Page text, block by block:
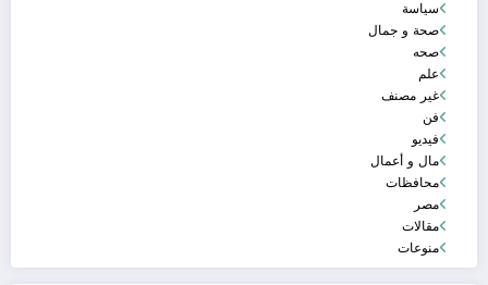
سياسة
صحة و جمال
صحه
علم
غير مصنف
فن
فيديو
مال و أعمال
محافظات
مصر
مقالات
منوعات